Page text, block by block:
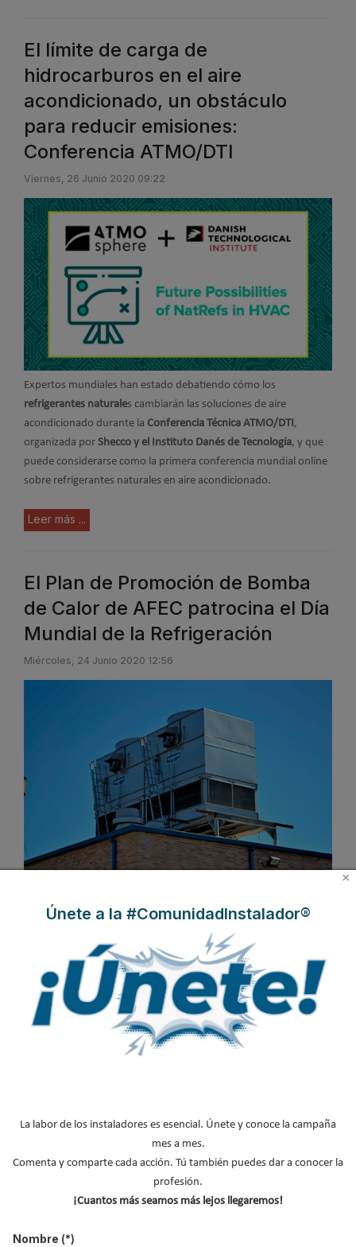
El límite de carga de
hidrocarburos en el aire
acondicionado, un obstáculo
para reducir emisiones:
Conferencia ATMO/DTI
Viernes, 26 Junio 2020 09:22
Expertos mundiales han estado debatiendo cómo los
refrigerantes naturales cambiarán las soluciones de aire
acondicionado durante la Conferencia Técnica ATMO/DTI,
organizada por Shecco y el Instituto Danés de Tecnología, y que
puede considerarse como la primera conferencia mundial online
sobre refrigerantes naturales en aire acondicionado.
Leer más ...
El Plan de Promoción de Bomba
de Calor de AFEC patrocina el Día
Mundial de la Refrigeración
Miércoles, 24 Junio 2020 12:56
Climatización),
AEFYT
(Asociación de Empresas del Frío y sus
Refrigeración) el próximo viernes 26 de junio s
e conmemorará el
Día Mundial de la Refrigeración.
Leer más ...
2019
Miércoles, 24 Junio 2020 12:01
×
Únete a la #ComunidadInstalador®
La labor de los instaladores es esencial. Únete y conoce la campaña
mes a mes.
Comenta y comparte cada acción. Tú también puedes dar a conocer la
profesión.
¡Cuantos más seamos más lejos llegaremos!
Nombre (*)